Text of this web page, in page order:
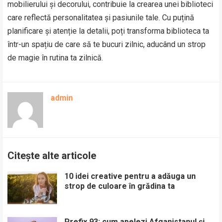
mobilierului și decorului, contribuie la crearea unei biblioteci
care reflectă personalitatea și pasiunile tale. Cu puțină
planificare și atenție la detalii, poți transforma biblioteca ta
într-un spațiu de care să te bucuri zilnic, aducând un strop
de magie în rutina ta zilnică.
admin
Citește alte articole
10 idei creative pentru a adăuga un
strop de culoare în grădina ta